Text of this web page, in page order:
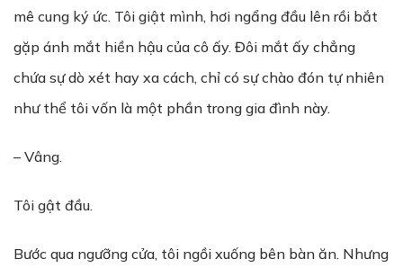
mê cung ký ức. Tôi giật mình, hơi ngẩng đầu lên rồi bắt
gặp ánh mắt hiền hậu của cô ấy. Đôi mắt ấy chẳng
chứa sự dò xét hay xa cách, chỉ có sự chào đón tự nhiên
như thể tôi vốn là một phần trong gia đình này.
– Vâng.
Tôi gật đầu.
Bước qua ngưỡng cửa, tôi ngồi xuống bên bàn ăn. Nhưng